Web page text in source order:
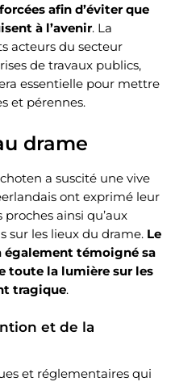
afin d’éviter que
à l’avenir. La
acteurs du secteur
de travaux publics,
essentielle pour mettre
et pérennes.
drame
a suscité une vive
ont exprimé leur
ainsi qu’aux
sur les lieux du drame. Le
également témoigné sa
toute la lumière sur les
tragique.
et de la
et réglementaires qui